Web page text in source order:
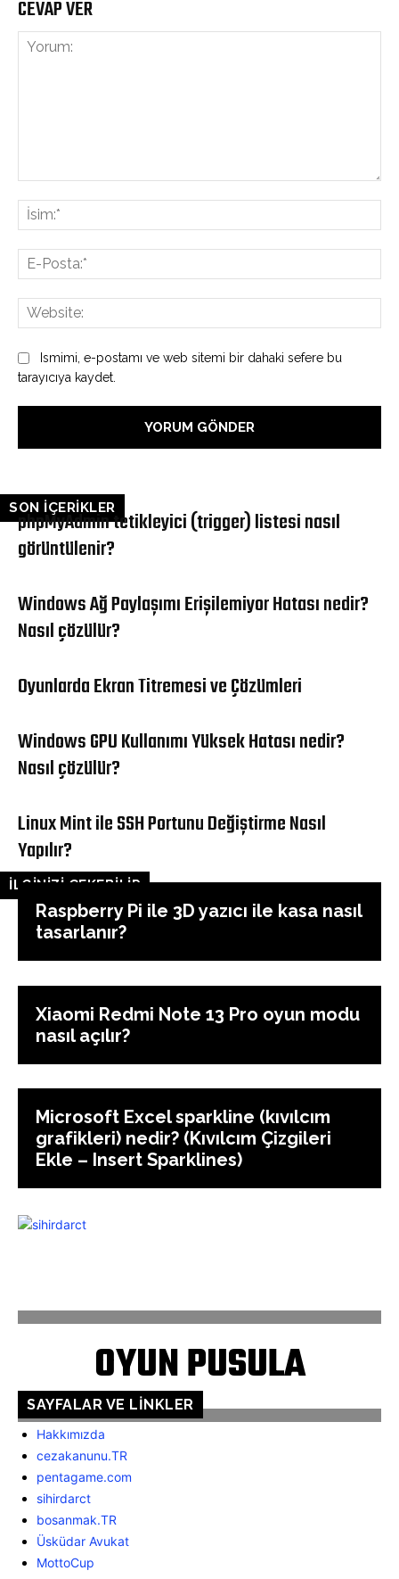
CEVAP VER
Ismimi, e-postamı ve web sitemi bir dahaki sefere bu
tarayıcıya kaydet.
SON İÇERİKLER
phpMyAdmin tetikleyici (trigger) listesi nasıl
görüntülenir?
Windows Ağ Paylaşımı Erişilemiyor Hatası nedir?
Nasıl çözülür?
Oyunlarda Ekran Titremesi ve Çözümleri
Windows GPU Kullanımı Yüksek Hatası nedir?
Nasıl çözülür?
Linux Mint ile SSH Portunu Değiştirme Nasıl
Yapılır?
İLGİNİZİ ÇEKEBİLİR
Raspberry Pi ile 3D yazıcı ile kasa nasıl
tasarlanır?
Xiaomi Redmi Note 13 Pro oyun modu
nasıl açılır?
Microsoft Excel sparkline (kıvılcım
grafikleri) nedir? (Kıvılcım Çizgileri
Ekle – Insert Sparklines)
OYUN PUSULA
SAYFALAR VE LINKLER
Hakkımızda
cezakanunu.TR
pentagame.com
sihirdarct
bosanmak.TR
Üsküdar Avukat
MottoCup